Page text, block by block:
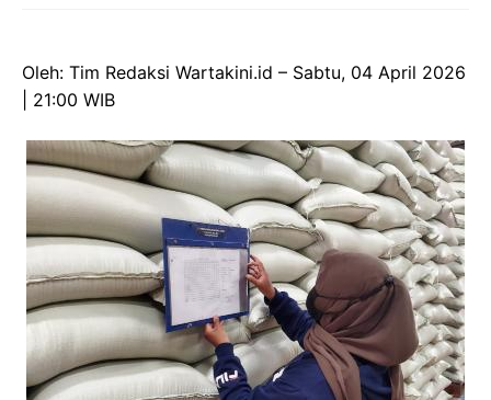
Oleh: Tim Redaksi Wartakini.id – Sabtu, 04 April 2026
| 21:00 WIB